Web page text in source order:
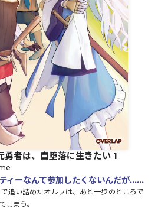
バーラップノベルスf
ロサージュノベルス
コミックガルド
コミッククリエ
勇者は、自堕落に生きたい 1
ィーなんて参加したくないんだが……
追い詰めたオルフは、あと一歩のところで
しまう。